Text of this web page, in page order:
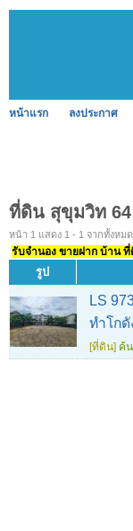
หน้าแรก ลงประกาศ
ที่ดิน สุขุมวิท 64
หน้า 1 แสดง 1 - 1 จากทั้งหม
รับจำนอง ขายฝาก บ้าน ที่
รูป
LS
ทำโกดั
[ที่ดิน] ค้